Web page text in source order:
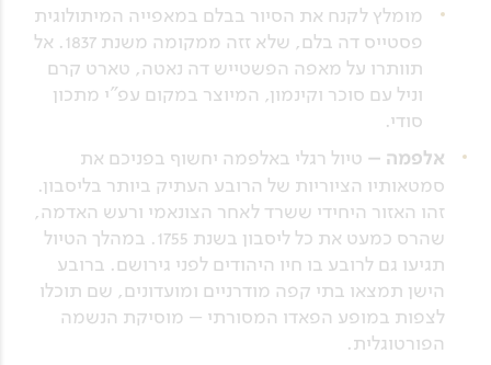
מומלץ לקנח את הסיור בבלם במאפייה המיתולוגית
פסטייס דה בלם, שלא זזה ממקומה משנת 1837. אל
תוותרו על מאפה הפשטייש דה נאטה, טארט קרם
וניל עם סוכר וקינמון, המיוצר במקום עפ"י מתכון
סודי.
אלפמה – טיול רגלי באלפמה יחשוף בפניכם את
סמטאותיו הציוריות של הרובע העתיק ביותר בליסבון.
זהו האזור היחידי ששרד לאחר הצונאמי ורעש האדמה,
שהרס כמעט את כל ליסבון בשנת 1755. במהלך הטיול
תגיעו גם לרובע בו חיו היהודים לפני גירושם. ברובע
הישן תמצאו בתי קפה מודרניים ומועדונים, שם תוכלו
לצפות במופע הפאדו המסורתי – מוסיקת הנשמה
הפורטוגלית.